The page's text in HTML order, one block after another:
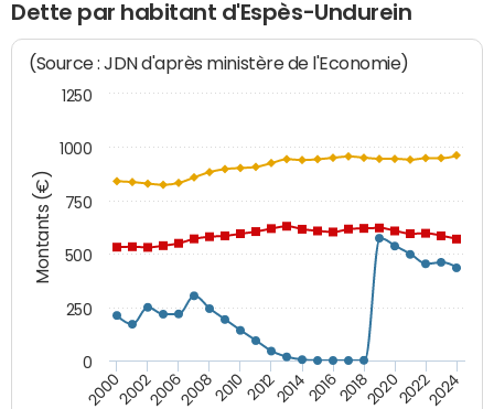
Dette par habitant d'Espès-Undurein
Montants (€)
(Source : JDN d'après ministère de l'Economie)
200020022006200820102012201420162018202020222024
0
250
500
750
1000
1250